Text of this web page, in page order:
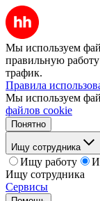
Мы используем
правильную работу
трафик.
Правила
Мы используем
файлов cookie
Понятно
Ищу сотрудника
Ищу работу
Ищу сотрудника
Сервисы